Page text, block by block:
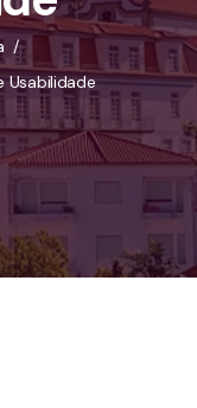
Usabilidade